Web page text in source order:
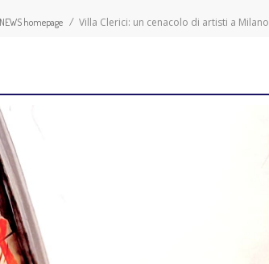
NEWS homepage Villa Clerici: un cenacolo di artisti a Milano